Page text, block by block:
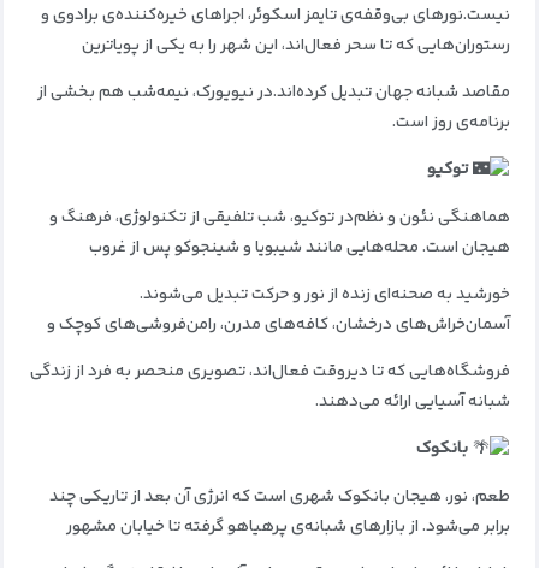
نیست.نورهای بی‌وقفه‌ی تایمز اسکوئر، اجراهای خیره‌کننده‌ی برادوی و
رستوران‌هایی که تا سحر فعال‌اند، این شهر را به یکی از پویاترین
مقاصد شبانه جهان تبدیل کرده‌اند.در نیویورک، نیمه‌شب هم بخشی از
برنامه‌ی روز است.
توکیو
هماهنگی نئون و نظمدر توکیو، شب تلفیقی از تکنولوژی، فرهنگ و
هیجان است.محله‌هایی مانند شیبویا و شینجوکو پس از غروب
خورشید به صحنه‌ای زنده از نور و حرکت تبدیل می‌شوند.
آسمان‌خراش‌های درخشان، کافه‌های مدرن، رامن‌فروشی‌های کوچک و
فروشگاه‌هایی که تا دیروقت فعال‌اند، تصویری منحصر به‌ فرد از زندگی
شبانه آسیایی ارائه می‌دهند.
بانکوک
طعم، نور، هیجانبانکوک شهری است که انرژی آن بعد از تاریکی چند
برابر می‌شود.از بازارهای شبانه‌ی پرهیاهو گرفته تا خیابان مشهور